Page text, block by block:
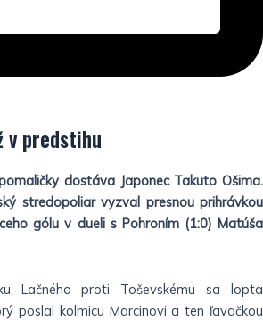
v predstihu
dostáva Japonec Takuto Ošima.
stredopoliar vyzval presnou prihrávkou
gólu v dueli s Pohroním (1:0) Matúša
Lačného proti Toševskému sa lopta
poslal kolmicu Marcinovi a ten ľavačkou